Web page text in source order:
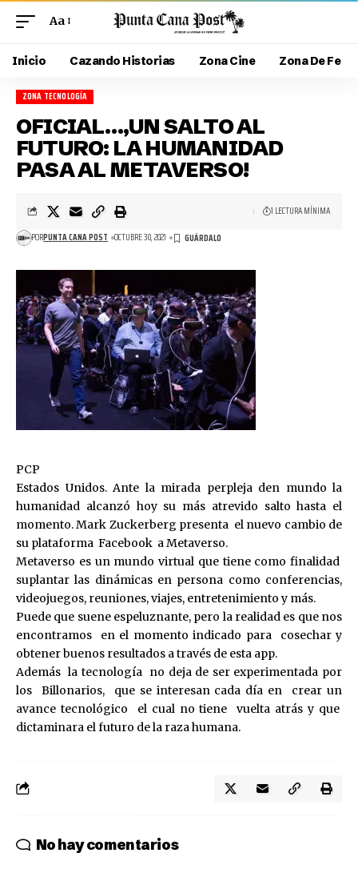
Aa
Inicio Cazando Historias Zona Cine Zona De Fe
ZONA TECNOLOGÍA
OFICIAL…,UN SALTO AL
FUTURO: LA HUMANIDAD
PASA AL METAVERSO!
PORPUNTA CANA POST OCTUBRE 30, 2021
1 LECTURA MÍNIMA
PCP
Estados Unidos. Ante la mirada perpleja den mundo la
humanidad alcanzó hoy su más atrevido salto hasta el
momento. Mark Zuckerberg presenta el nuevo cambio de
su plataforma Facebook a Metaverso.
Metaverso es un mundo virtual que tiene como finalidad
suplantar las dinámicas en persona como conferencias,
videojuegos, reuniones, viajes, entretenimiento y más.
Puede que suene espeluznante, pero la realidad es que nos
encontramos en el momento indicado para cosechar y
obtener buenos resultados a través de esta app.
Además la tecnología no deja de ser experimentada por
los Billonarios, que se interesan cada día en crear un
avance tecnológico el cual no tiene vuelta atrás y que
dictaminara el futuro de la raza humana.
No hay comentarios